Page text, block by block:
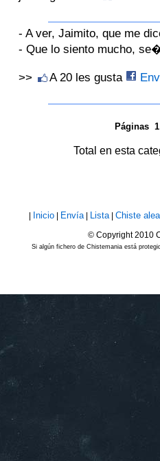
- A ver, Jaimito, que me
- Que lo siento mucho,
>> A 20 les gusta
Páginas 1
Total en esta
Inicio Envía| Lista| Chiste
© Copyright 2010
Si algún fichero de Chistemania está